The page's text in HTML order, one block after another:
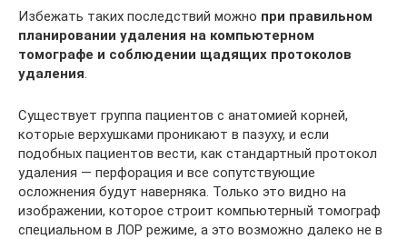
Избежать таких последствий можно при правильном
планировании удаления на компьютерном
томографе и соблюдении щадящих протоколов
удаления.
Существует группа пациентов с анатомией корней,
которые верхушками проникают в пазуху, и если
подобных пациентов вести, как стандартный протокол
удаления — перфорация и все сопутствующие
осложнения будут наверняка. Только это видно на
изображении, которое строит компьютерный томограф
специальном в ЛОР режиме, а это возможно далеко не в